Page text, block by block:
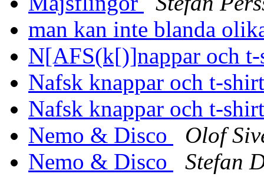
man kan inte blanda
N[AFS(k[)]nappar och
Nafsk knappar och t-
Nafsk knappar och t-
Nemo & Disco
Olof
Nemo & Disco
Stefan